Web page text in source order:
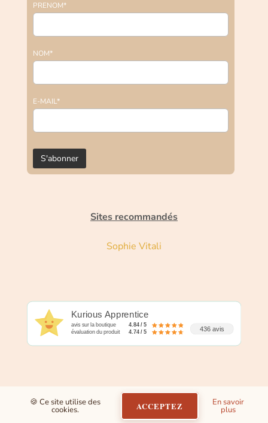
PRENOM*
NOM*
E-MAIL*
Sites recommandés
Sophie Vitali
Kurious Apprentice
avis sur la boutique 4.84 / 5
évaluation du produit 4.74 / 5 436 avis
🍪 Ce site utilise des
cookies. ACCEPTEZ En savoir
plus